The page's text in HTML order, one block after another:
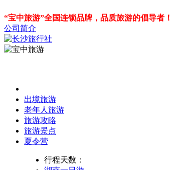
“宝中旅游”全国连锁品牌，品质旅游的倡导者！
公司简介
出境旅游
老年人旅游
旅游攻略
旅游景点
夏令营
行程天数：